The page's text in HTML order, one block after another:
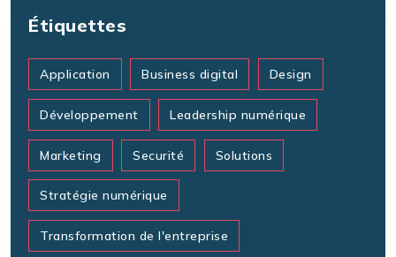
Étiquettes
Application Business digital Design
Développement Leadership numérique
Marketing Securité Solutions
Stratégie numérique
Transformation de l'entreprise